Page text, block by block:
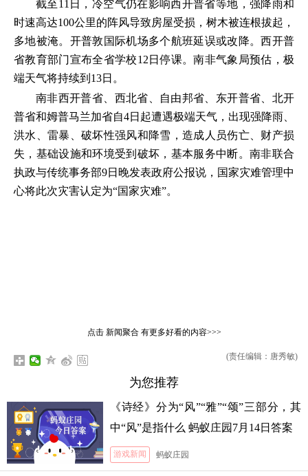
截至11日，冷空气仍在影响西开普省等地，强降雨和
时速高达100公里的阵风导致房屋受损，树木被连根拔起，
多地被淹。开普敦国际机场多个航班延误或改降。西开普
省教育部门宣布全省学校12日停课。南非气象局预估，极
端天气将持续到13日。
南非西开普省、西北省、自由邦省、东开普省、北开
普省和姆普马兰加省自4日起遭遇极端天气，出现强降雨、
洪水、雷暴、破坏性强风和降雪，造成人员伤亡、财产损
失，基础设施和环境受到破坏，基本服务中断。南非联合
执政与传统事务部9日晚发表政府公报说，国家灾难管理中
心将此次灾害认定为“国家灾难”。
点击 新闻聚合有更多好看的内容>>>
(责任编辑：唐秀敏)
为您推荐
《诗经》分为“风”“雅”“颂”三部分，其
中“风”是指什么 蚂蚁庄园7月14日答案
游戏新闻 蚂蚁庄园